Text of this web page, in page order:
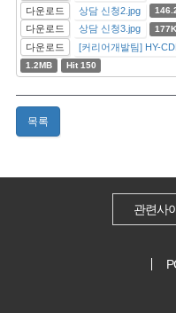
다운로드 상담 신청2.jpg
다운로드 상담 신청3.jpg
다운로드 [커리어개발팀] HY-
1.2MB Hit 150
목록
관련사